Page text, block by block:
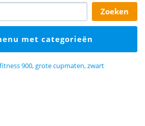
zoeken
met categorieën
900, grote cupmaten, zwart